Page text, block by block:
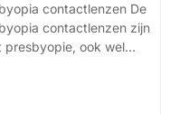
contactlenzen De
contactlenzen zijn
presbyopie, ook wel
het innovatieve
zicht op korte,
voortdurend te